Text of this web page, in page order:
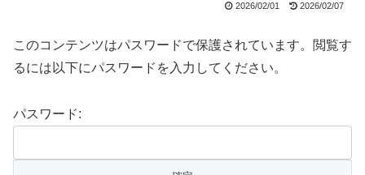
2026/02/01 2026/02/07
このコンテンツはパスワードで保護されています。閲覧す
るには以下にパスワードを入力してください。
パスワード: